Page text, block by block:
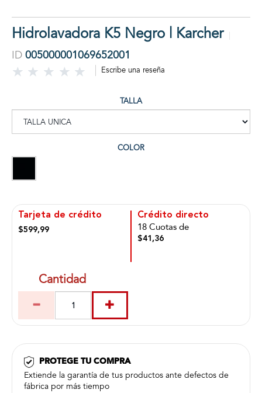
Hidrolavadora K5 Negro | Karcher
ID 005000001069652001
Escribe una reseña
TALLA
COLOR
Tarjeta de crédito
$599,99
Crédito directo
18 Cuotas de
$41,36
Cantidad
PROTEGE TU COMPRA
Extiende la garantía de tus productos ante defectos de
fábrica por más tiempo